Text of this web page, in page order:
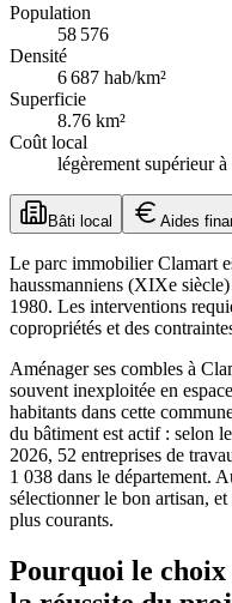
Population
58 576
Densité
6 687 hab/km²
Superficie
8.76 km²
Coût local
légèrement supérieur
Bâti local Aides
Le parc immobilier Clamart
haussmanniens (XIXe
1980. Les interventions
copropriétés et des
Aménager ses combles à
souvent inexploitée en
habitants dans cette
du bâtiment est actif : selon
2026, 52 entreprises de
1 038 dans le département.
sélectionner le bon artisan,
plus courants.
Pourquoi le